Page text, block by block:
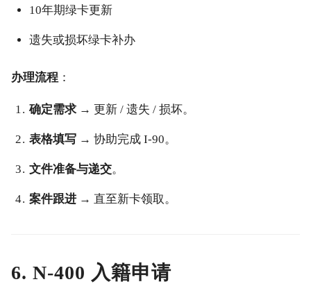
10年期绿卡更新
遗失或损坏绿卡补办
办理流程 ：
确定需求→ 更新 / 遗失 / 损坏。
表格填写→ 协助完成 I-90。
文件准备与递交。
案件跟进→ 直至新卡领取。
6. N-400 入籍申请